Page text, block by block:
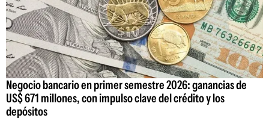
Negocio bancario en primer semestre 2026: ganancias de
US$ 671 millones, con impulso clave del crédito y los
depósitos